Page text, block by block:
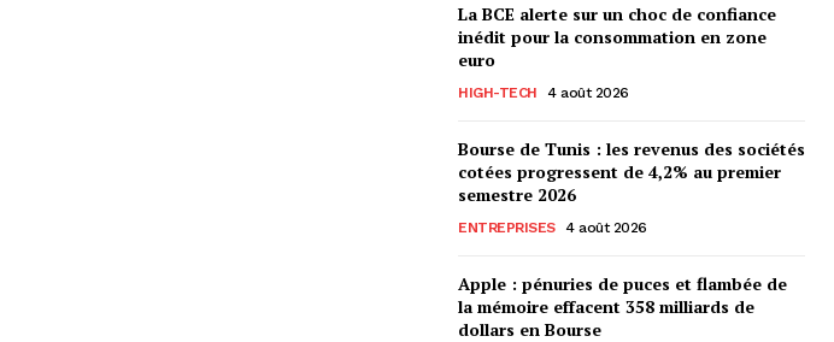
La BCE alerte sur un choc de confiance
inédit pour la consommation en zone
euro
HIGH-TECH 4 août 2026
Bourse de Tunis : les revenus des sociétés
cotées progressent de 4,2% au premier
semestre 2026
ENTREPRISES 4 août 2026
Apple : pénuries de puces et flambée de
la mémoire effacent 358 milliards de
dollars en Bourse